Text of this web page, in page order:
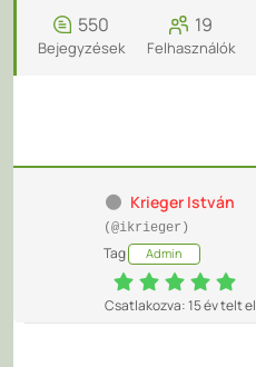
550
Bejegyzések
19
Felhasználók
Krieger István
(@ikrieger)
Tag Admin
Csatlakozva: 15 év telt el